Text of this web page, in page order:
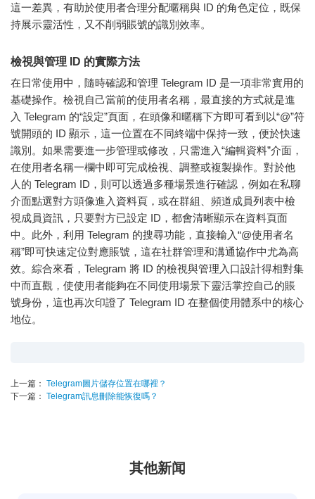
這一差異，有助於使用者合理分配暱稱與 ID 的角色定位，既保
持展示靈活性，又不削弱賬號的識別效率。
檢視與管理 ID 的實際方法
在日常使用中，隨時確認和管理 Telegram ID 是一項非常實用的
基礎操作。檢視自己當前的使用者名稱，最直接的方式就是進
入 Telegram 的“設定”頁面，在頭像和暱稱下方即可看到以“@”符
號開頭的 ID 顯示，這一位置在不同終端中保持一致，便於快速
識別。如果需要進一步管理或修改，只需進入“編輯資料”介面，
在使用者名稱一欄中即可完成檢視、調整或複製操作。對於他
人的 Telegram ID，則可以透過多種場景進行確認，例如在私聊
介面點選對方頭像進入資料頁，或在群組、頻道成員列表中檢
視成員資訊，只要對方已設定 ID，都會清晰顯示在資料頁面
中。此外，利用 Telegram 的搜尋功能，直接輸入“@使用者名
稱”即可快速定位對應賬號，這在社群管理和溝通協作中尤為高
效。綜合來看，Telegram 將 ID 的檢視與管理入口設計得相對集
中而直觀，使使用者能夠在不同使用場景下靈活掌控自己的賬
號身份，這也再次印證了 Telegram ID 在整個使用體系中的核心
地位。
上一篇： Telegram圖片儲存位置在哪裡？
下一篇： Telegram訊息刪除能恢復嗎？
其他新闻